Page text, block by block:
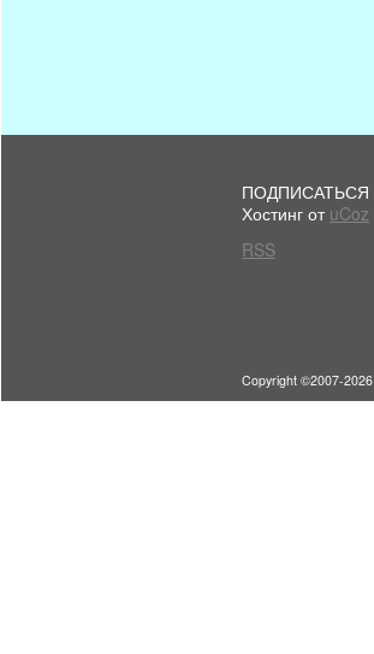
ПОДПИСАТЬСЯ
Хостинг от uCoz
RSS
Copyright ©2007-2026